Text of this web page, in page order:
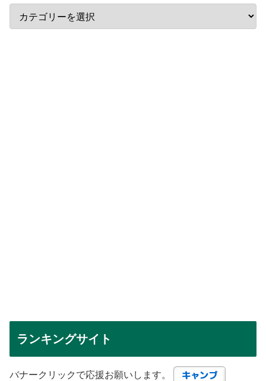
ランキングサイト
バナークリックで応援お願いします。